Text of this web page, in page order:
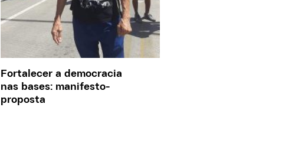
Fortalecer a democracia
nas bases: manifesto-
proposta